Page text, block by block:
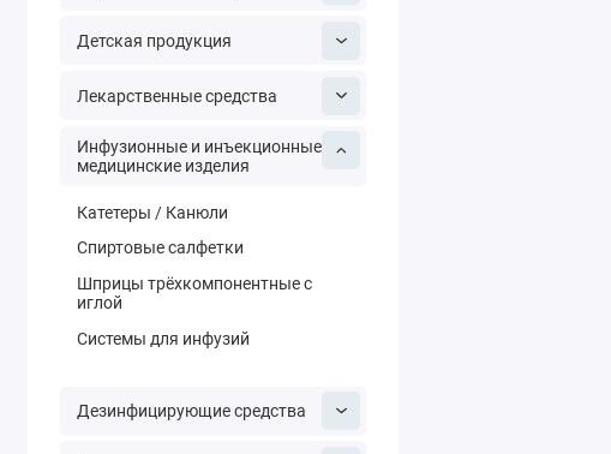
Детская продукция
Лекарственные средства
Инфузионные и инъекционные
медицинские изделия
Катетеры / Канюли
Спиртовые салфетки
Шприцы трёхкомпонентные с
иглой
Системы для инфузий
Дезинфицирующие средства